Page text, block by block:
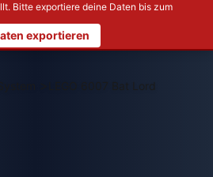
Bitte exportiere deine Daten bis zum
exportieren
LEGO 6007 Bat Lord